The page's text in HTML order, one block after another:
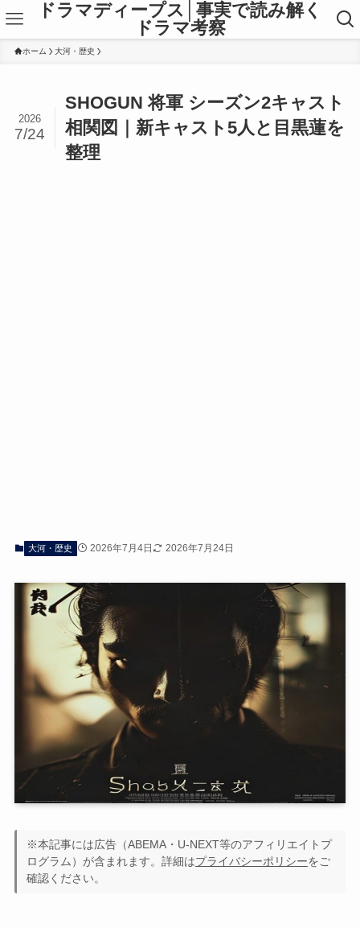
ドラマディープス│事実で読み解く
ドラマ考察
ホーム 大河・歴史
SHOGUN 将軍 シーズン2キャスト
相関図｜新キャスト5人と目黒蓮を
整理
2026
7/24
大河・歴史 2026年7月4日 2026年7月24日
※本記事には広告（ABEMA・U-NEXT等のアフィリエイトプ
ログラム）が含まれます。詳細はプライバシーポリシーをご
確認ください。